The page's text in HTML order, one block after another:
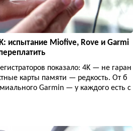
испытание Miofive, Rove и Garmi
показало: 4K — не гаран
карты памяти — редкость. От б
Garmin — у каждого есть с